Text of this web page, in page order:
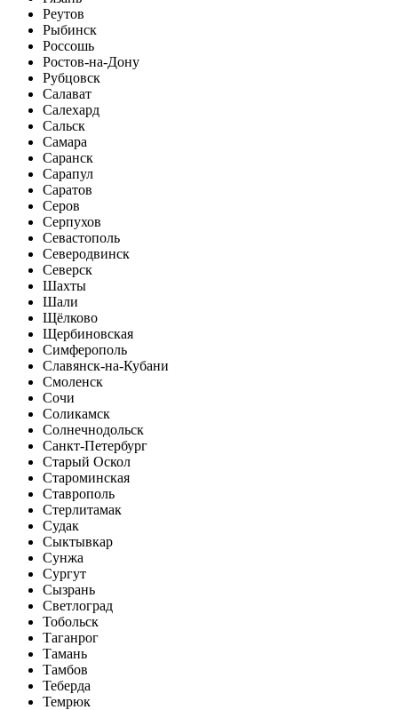
Реутов
Рыбинск
Россошь
Ростов-на-Дону
Рубцовск
Салават
Салехард
Сальск
Самара
Саранск
Сарапул
Саратов
Серов
Серпухов
Севастополь
Северодвинск
Северск
Шахты
Шали
Щёлково
Щербиновская
Симферополь
Славянск-на-Кубани
Смоленск
Сочи
Соликамск
Солнечнодольск
Санкт-Петербург
Старый Оскол
Староминская
Ставрополь
Стерлитамак
Судак
Сыктывкар
Сунжа
Сургут
Сызрань
Светлоград
Тобольск
Таганрог
Тамань
Тамбов
Теберда
Темрюк